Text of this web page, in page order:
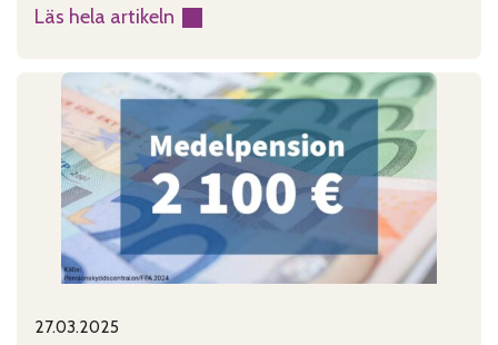
Läs hela artikeln
:
vårt
nyhetsbrev
om
God
Tid
Resors
utbud
höst
Published on:
27.03.2025
Categories: